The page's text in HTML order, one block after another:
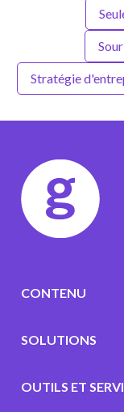
Stratégie
CONTENU
SOLUTIONS
OUTILS ET